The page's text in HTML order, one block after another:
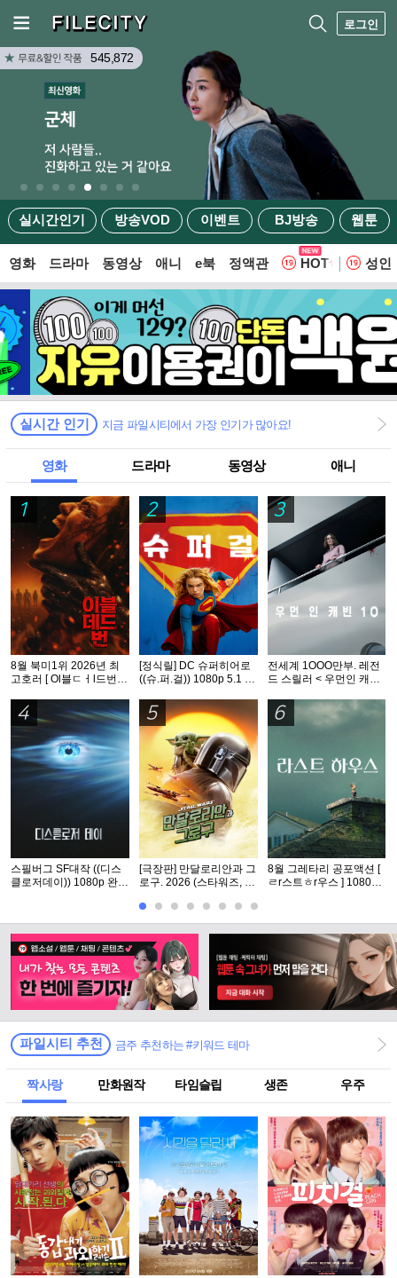
로그인
실시간인기 방송VOD 이벤트 BJ방송 웹툰
545,872
영화 드라마 동영상 애니 e북 정액관 HOT 웹
성인
실시간 인기 지금 파일시티에서 가장 인기가 많아요!
영화 드라마 동영상 애니
1
8월 북미1위 2026년 최
고호러 [ Ol블ㄷㅓl드번 ]
2
[정식릴] DC 슈퍼히어로
((슈.퍼.걸)) 1080p 5.1 공
3
전세계 1OOO만부. 레전
드 스릴러 < 우먼인 캐빈
4
스필버그 SF대작 ((디스
클로저데이)) 1080p 완벽
5
[극장판] 만달로리안과 그
로구. 2026 (스타워즈, 12
6
8월 그레타리 공포액션 [
ㄹr스트ㅎr우스 ] 1080p
파일시티 추천 금주 추천하는 #키워드 테마
짝사랑 만화원작 타임슬립 생존 우주